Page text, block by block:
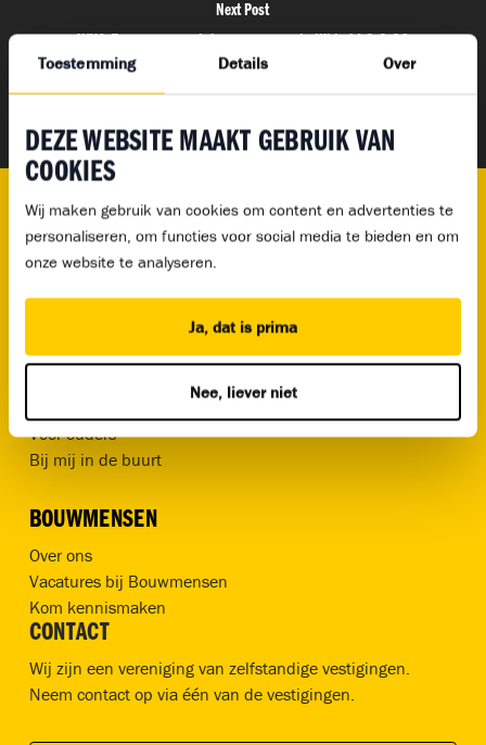
Toestemming Details Over
DEZE WEBSITE MAAKT GEBRUIK VAN
COOKIES
Wij maken gebruik van cookies om content en advertenties te
personaliseren, om functies voor social media te bieden en om
onze website te analyseren.
Ja, dat is prima
Nee, liever niet
Next Post
WKA Bouwmensen inlenersaansprakelijkheid 9-2-26
OPLEIDINGEN
Alle opleidingen
Studiekeuzetest
Voor ouders
Bij mij in de buurt
BOUWMENSEN
Over ons
Vacatures bij Bouwmensen
Kom kennismaken
CONTACT
Wij zijn een vereniging van zelfstandige vestigingen.
Neem contact op via één van de vestigingen.